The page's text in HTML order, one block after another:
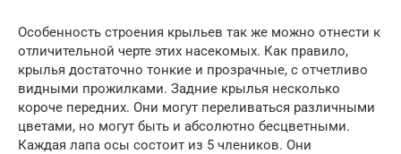
Особенность строения крыльев так же можно отнести к
отличительной черте этих насекомых. Как правило,
крылья достаточно тонкие и прозрачные, с отчетливо
видными прожилками. Задние крылья несколько
короче передних. Они могут переливаться различными
цветами, но могут быть и абсолютно бесцветными.
Каждая лапа осы состоит из 5 члеников. Они